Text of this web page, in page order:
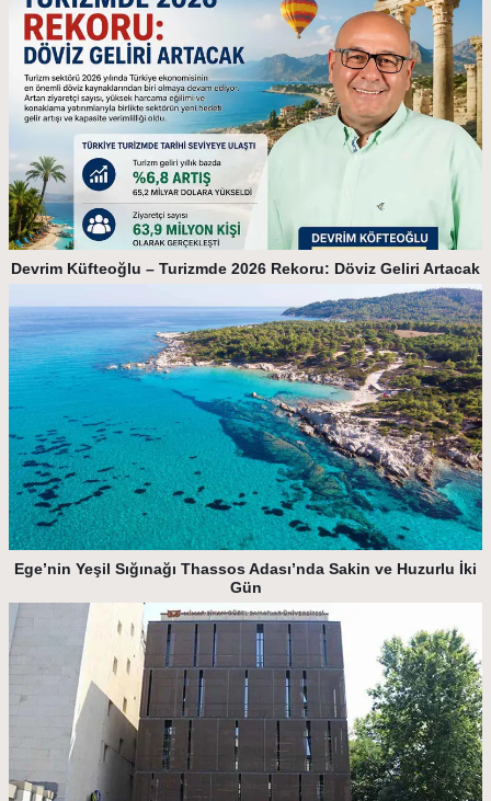
Devrim Küfteoğlu – Turizmde 2026 Rekoru: Döviz Geliri Artacak
Ege’nin Yeşil Sığınağı Thassos Adası’nda Sakin ve Huzurlu İki
Gün